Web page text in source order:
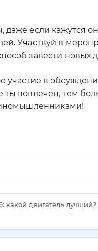
даже если кажутся
Участвуй в
завести новых
участие в
вовлечён, тем
какой двигатель лучший?